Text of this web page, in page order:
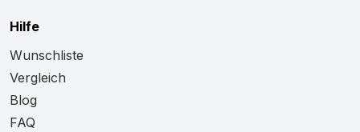
Hilfe
Wunschliste
Vergleich
Blog
FAQ